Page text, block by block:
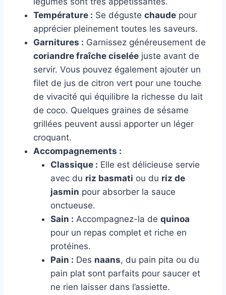
Température : Se déguste chaude pour
apprécier pleinement toutes les saveurs.
Garnitures : Garnissez généreusement de
coriandre fraîche ciselée juste avant de
servir. Vous pouvez également ajouter un
filet de jus de citron vert pour une touche
de vivacité qui équilibre la richesse du lait
de coco. Quelques graines de sésame
grillées peuvent aussi apporter un léger
croquant.
Accompagnements :
Classique : Elle est délicieuse servie
avec du riz basmati ou du riz de
jasmin pour absorber la sauce
onctueuse.
Sain : Accompagnez-la de quinoa
pour un repas complet et riche en
protéines.
Pain : Des naans, du pain pita ou du
pain plat sont parfaits pour saucer et
ne rien laisser dans l’assiette.